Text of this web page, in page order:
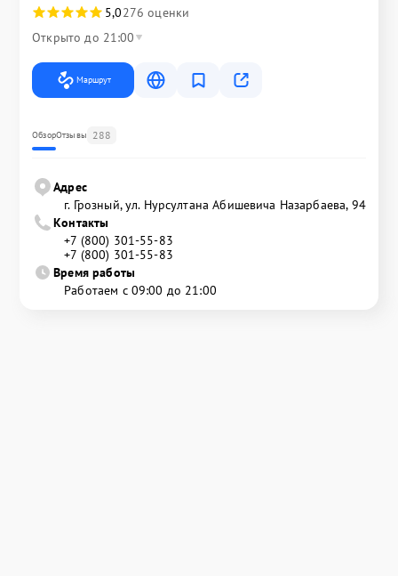
5,0276 оценки
Открыто до 21:00
Маршрут
ОбзорОтзывы 288
Адрес
г. Грозный, ул. Нурсултана Абишевича Назарбаева, 94
Контакты
+7 (800) 301-55-83
+7 (800) 301-55-83
Время работы
Работаем с 09:00 до 21:00